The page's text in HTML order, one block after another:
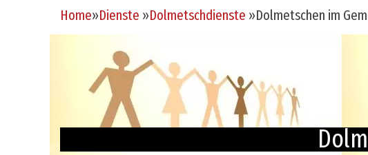
Home»Dienste »Dolmetschdienste »Dolmetschen im